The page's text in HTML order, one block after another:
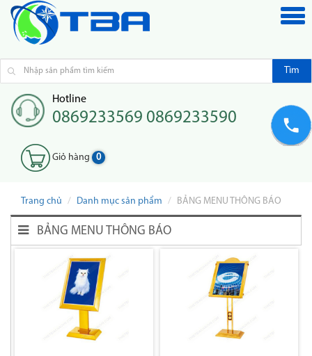
Tìm
Hotline
0869233569 0869233590
Giỏ hàng 0
Trang chủ Danh mục sản phẩm BẢNG MENU THÔNG BÁO
BẢNG MENU THÔNG BÁO